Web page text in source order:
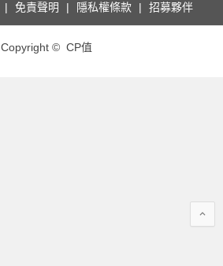
免責聲明 隱私權條款 招募夥伴
Copyright © CP值